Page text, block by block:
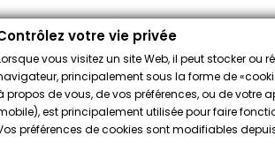
votre vie privée
vous visitez un site Web, il peut stocker ou
principalement sous la forme de
propos de vous, de vos préférences, ou de votre
est principalement utilisée pour faire
préférences de cookies sont modifiables